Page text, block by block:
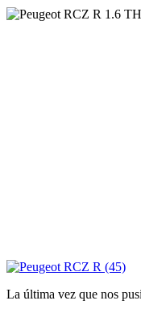
La última vez que nos